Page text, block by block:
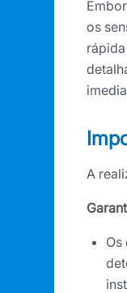
os
A
Os